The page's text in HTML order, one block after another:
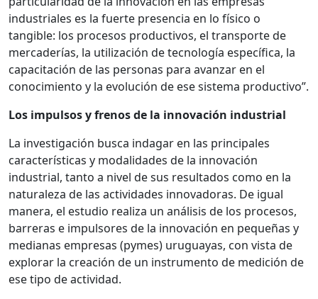
industriales es la fuerte presencia en lo físico o
tangible: los procesos productivos, el transporte de
mercaderías, la utilización de tecnología específica, la
capacitación de las personas para avanzar en el
conocimiento y la evolución de ese sistema productivo”.
Los impulsos y frenos de la innovación industrial
La investigación busca indagar en las principales
características y modalidades de la innovación
industrial, tanto a nivel de sus resultados como en la
naturaleza de las actividades innovadoras. De igual
manera, el estudio realiza un análisis de los procesos,
barreras e impulsores de la innovación en pequeñas y
medianas empresas (pymes) uruguayas, con vista de
explorar la creación de un instrumento de medición de
ese tipo de actividad.